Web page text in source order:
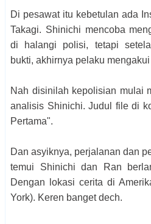
Di pesawat itu kebetulan ada
Takagi. Shinichi mencoba
di halangi polisi, tetapi
bukti, akhirnya pelaku
Nah disinilah kepolisian mulai
analisis Shinichi. Judul file di
Pertama".
Dan asyiknya, perjalanan dan
temui Shinichi dan Ran
Dengan lokasi cerita di
York). Keren banget dech.